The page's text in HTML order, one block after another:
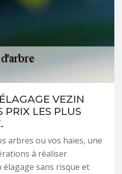
VEZIN
PRIX LES PLUS
arbres ou vos haies, une
à réaliser
sans risque et